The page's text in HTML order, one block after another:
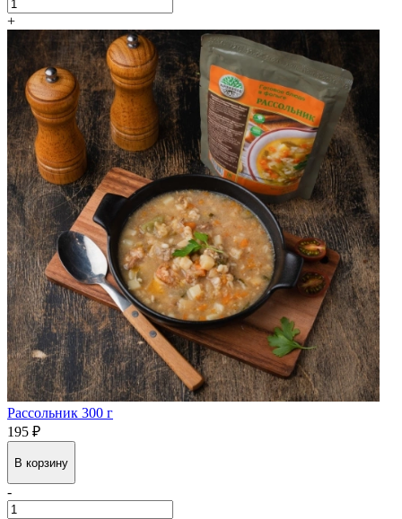
+
Рассольник 300 г
195 ₽
В корзину
-